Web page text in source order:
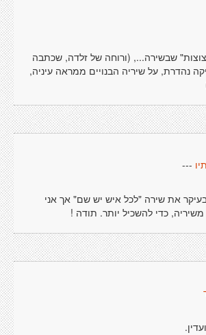
שבשירה..., (ורוחה של זלדה, שכתבה
נהדרת, על שיריה הבנויים ממראה עיניה,
---
בעיקר את שירה "לכל איש יש שם" אך אני
כדי להשכיל יותר. תודה !